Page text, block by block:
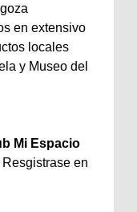
en extensivo
locales
y Museo del
Mi Espacio
Resgistrase en